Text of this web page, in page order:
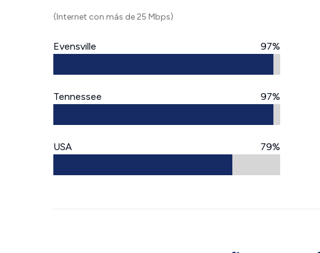
(Internet con más de 25 Mbps)
Evensville 97%
Tennessee 97%
USA 79%